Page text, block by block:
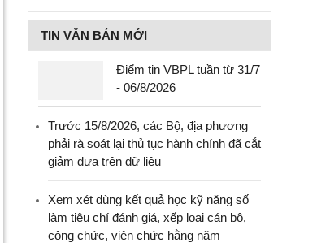
TIN VĂN BẢN MỚI
Điểm tin VBPL tuần từ 31/7
- 06/8/2026
Trước 15/8/2026, các Bộ, địa phương
phải rà soát lại thủ tục hành chính đã cắt
giảm dựa trên dữ liệu
Xem xét dùng kết quả học kỹ năng số
làm tiêu chí đánh giá, xếp loại cán bộ,
công chức, viên chức hằng năm